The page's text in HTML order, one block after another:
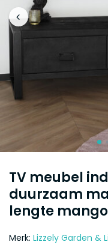
TV meubel
duurzaam
lengte mango
Merk: Lizzely Garden &